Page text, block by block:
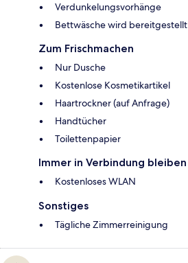
Verdunkelungsvorhänge
Bettwäsche wird bereitgestellt
Zum Frischmachen
Nur Dusche
Kostenlose Kosmetikartikel
Haartrockner (auf Anfrage)
Handtücher
Toilettenpapier
Immer in Verbindung bleiben
Kostenloses WLAN
Sonstiges
Tägliche Zimmerreinigung